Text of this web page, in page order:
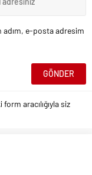
adım, e-posta adresim
aracılığıyla siz